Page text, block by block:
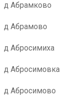
д Абрамково
д Абрамово
д Абросимиха
д Абросимовка
д Абросимово